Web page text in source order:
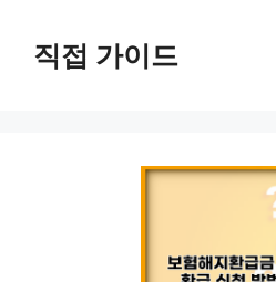
직접 가이드